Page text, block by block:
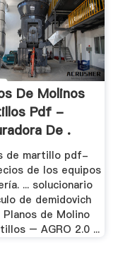
De Molinos
Pdf -
De .
de martillo pdf-
de los equipos
... solucionario
de demidovich
Planos de Molino
– AGRO 2.0 ...